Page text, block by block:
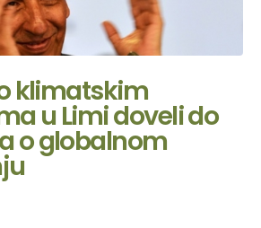
klimatskim
u Limi doveli do
o globalnom